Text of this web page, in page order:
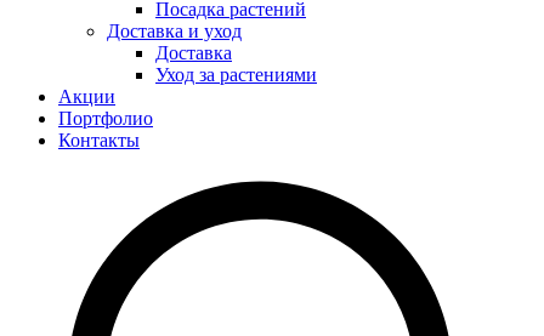
Посадка растений
Доставка и уход
Доставка
Уход за растениями
Акции
Портфолио
Контакты